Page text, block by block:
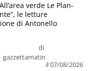
di
gazzettamatin
il 07/08/2026
verde Le Plan-
le letture
di Antonello